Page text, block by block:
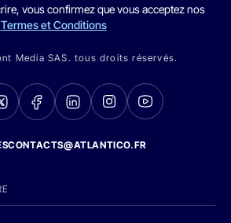
vous confirmez que vous acceptez nos
Termes et Conditions
Media SAS. tous droits réservés.